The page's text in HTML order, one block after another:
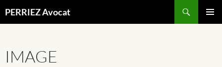
PERRIEZ Avocat
IMAGE